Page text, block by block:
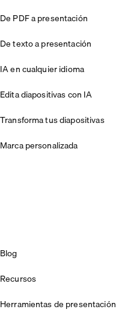
De PDF a presentación
De texto a presentación
IA en cualquier idioma
Edita diapositivas con IA
Transforma tus diapositivas
Marca personalizada
Blog
Recursos
Herramientas de presentación